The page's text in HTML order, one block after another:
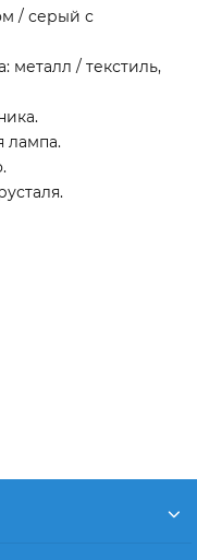
/ серый с
металл / текстиль,
лампа.